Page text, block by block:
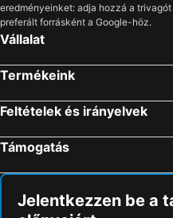
eredményeinket: adja hozzá a trivagót
preferált forrásként a Google-höz.
Vállalat
Termékeink
Feltételek és irányelvek
Támogatás
Jelentkezzen be a